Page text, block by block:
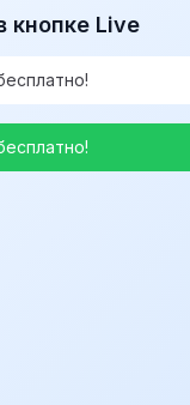
кнопке Live